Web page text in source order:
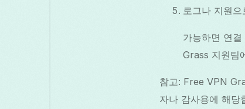
로그나 지원으
가능하면 연
Grass 지원팀
참고: Free VPN
자나 감사용에 해당